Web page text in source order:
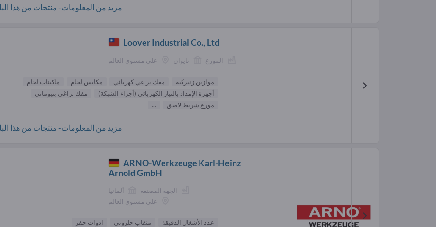
مزيد من المعلومات- منتجات من هذا
Loover Industrial Co., Ltd
الموزع تايوان على مستوى العالم
موازين زنبركية مفك براغي كهربائي مكابس لحام
ماكينات لحام
أجهزة الإمداد بالتيار الكهربائي (أجزاء الشبكة)
مفك براغي بنيوماتي
موزع شريط لاصق
...
مزيد من المعلومات- منتجات من هذا
ARNO-Werkzeuge Karl-Heinz
Arnold GmbH
الجهة المصنعة
ألمانيا
على مستوى العالم
عدد الأشغال الدقيقة مثقاب حلزوني
ادوات حفر